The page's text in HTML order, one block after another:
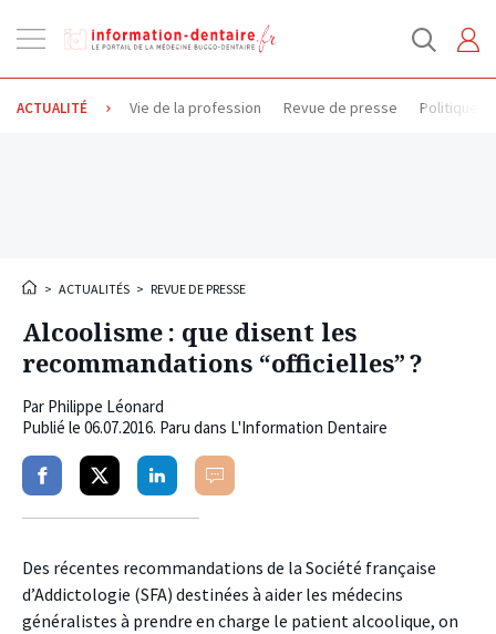
la
navigation
ACTUALITÉ Vie de la profession Revue de presse Politique
> ACTUALITÉS > REVUE DE PRESSE
Alcoolisme : que disent les
recommandations “officielles” ?
Par Philippe Léonard
Publié le 06.07.2016. Paru dans L'Information Dentaire
PartagerPartagerPartagerCommenter
Des récentes recommandations de la Société française
d’Addictologie (SFA) destinées à aider les médecins
généralistes à prendre en charge le patient alcoolique, on